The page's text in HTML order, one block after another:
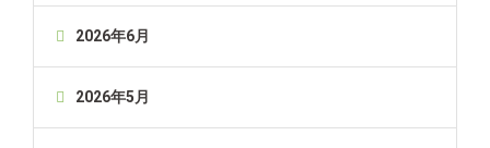
2026年6月
2026年5月